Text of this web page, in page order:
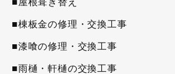
■棟板金の修理・交換工事
■漆喰の修理・交換工事
■雨樋・軒樋の交換工事